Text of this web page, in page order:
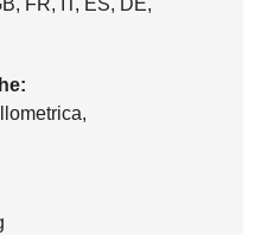
FR, IT, ES, DE,